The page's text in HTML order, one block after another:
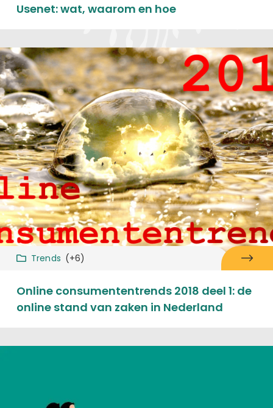
Usenet: wat, waarom en hoe
Trends (+6)
Online consumententrends 2018 deel 1: de
online stand van zaken in Nederland